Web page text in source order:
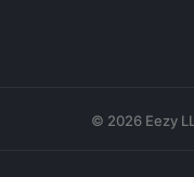
© 2026 Eezy